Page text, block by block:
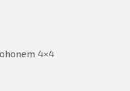
4×4